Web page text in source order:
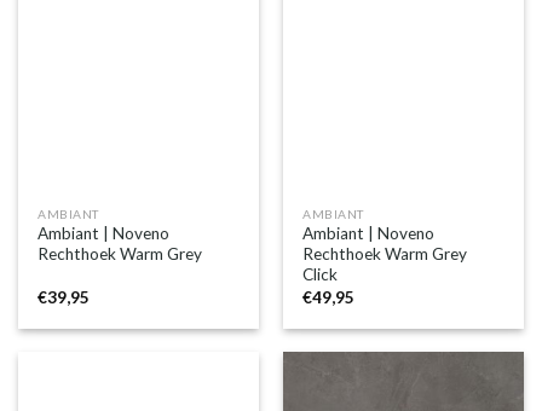
AMBIANT
Ambiant | Noveno
Rechthoek Warm Grey
€39,95
AMBIANT
Ambiant | Noveno
Rechthoek Warm Grey
Click
€49,95